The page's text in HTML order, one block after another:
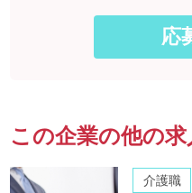
この企業の他の求
介護職